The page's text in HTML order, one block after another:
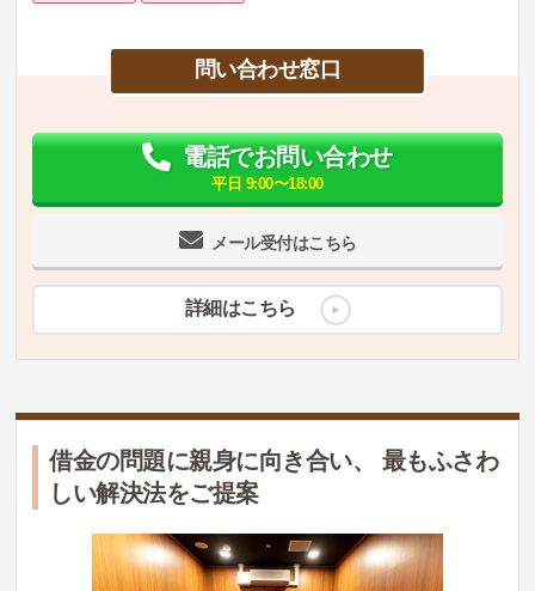
問い合わせ窓口
メール受付はこちら
電話でお問い合わせ
平日 9:00〜18:00
詳細はこちら
借金の問題に親身に向き合い、 最もふさわ
しい解決法をご提案